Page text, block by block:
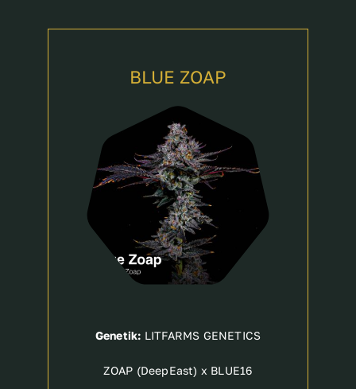
BLUE ZOAP
Genetik: LITFARMS GENETICS
ZOAP (DeepEast) x BLUE16